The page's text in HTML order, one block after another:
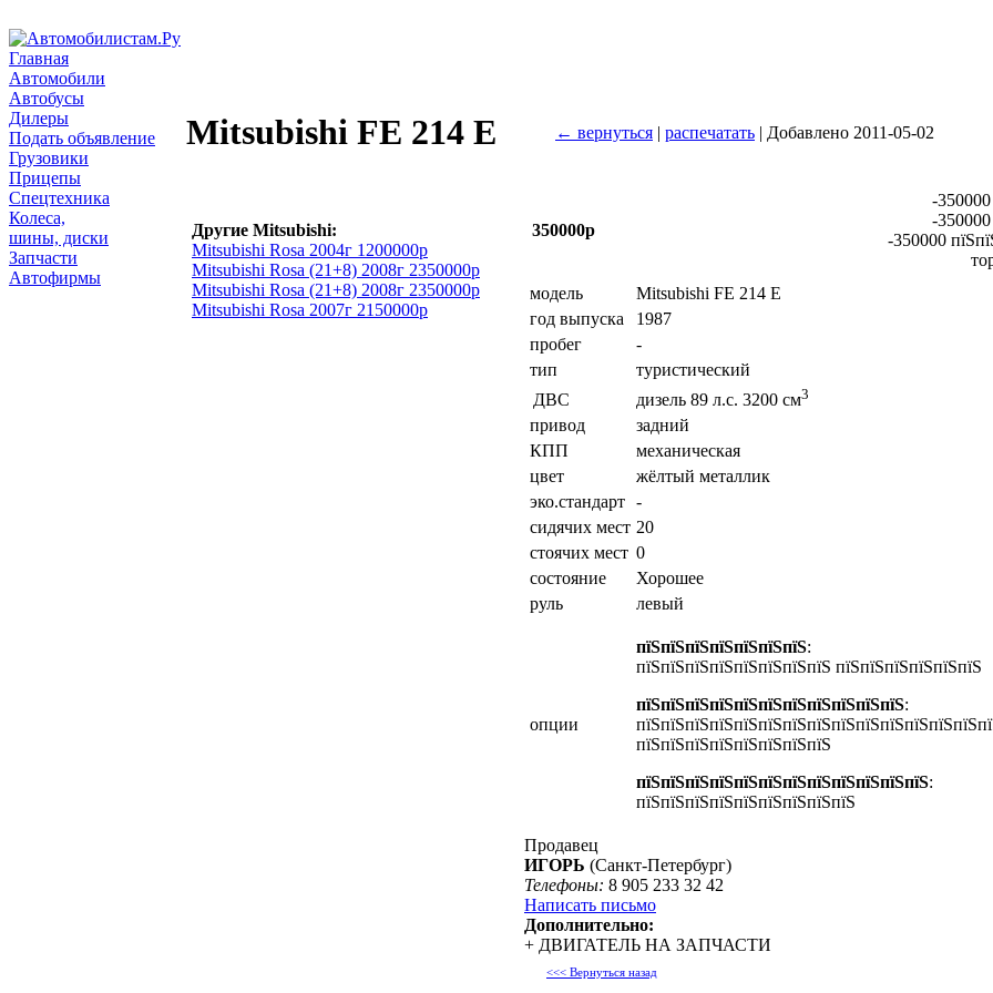
Главная
Автомобили
Автобусы
Дилеры
Подать объявление
Грузовики
Прицепы
Спецтехника
Колеса,
шины, диски
Запчасти
Автофирмы
Mitsubishi FE 214 E ← вернуться | распечатать | Добавлено 2011-05-02
Другие Mitsubishi:
Mitsubishi Rosa 2004г 1200000р
Mitsubishi Rosa (21+8) 2008г 2350000р
Mitsubishi Rosa (21+8) 2008г 2350000р
Mitsubishi Rosa 2007г 2150000р
350000р
-
-
-350000
модель
Mitsubishi FE 214 E
год выпуска
1987
пробег
-
тип
туристический
ДВС
дизель 89 л.с. 3200 см3
привод
задний
КПП
механическая
цвет
жёлтый металлик
эко.стандарт -
сидячих мест 20
стоячих мест 0
состояние
Хорошее
руль
левый
опции
пїЅпїЅпїЅпїЅпїЅпїЅпїЅ:
пїЅпїЅпїЅпїЅпїЅпїЅпїЅпїЅ пїЅпїЅпїЅпїЅпїЅпїЅ
пїЅпїЅпїЅпїЅпїЅпїЅпїЅпїЅпїЅпїЅпїЅ:
пїЅпїЅпїЅпїЅпїЅпїЅпїЅпїЅ
пїЅпїЅпїЅпїЅпїЅпїЅпїЅпїЅпїЅпїЅпїЅпїЅ:
пїЅпїЅпїЅпїЅпїЅпїЅпїЅпїЅпїЅ
Продавец
ИГОРЬ (Санкт-Петербург)
Телефоны: 8 905 233 32 42
Написать письмо
Дополнительно:
+ ДВИГАТЕЛЬ НА ЗАПЧАСТИ
<<< Вернуться назад